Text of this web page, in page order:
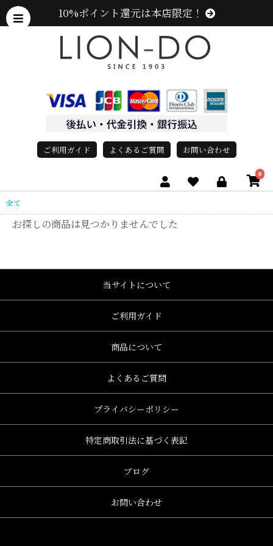
10%ポイント還元は本店限定！
ご利用ガイド よくあるご質問 お問い合わせ
0
全て
お探しの商品は見つかりませんでした
当サイトについて
ご利用ガイド
商品について
よくあるご質問
プライバシーポリシー
特定商取引法に基づく表記
ブログ
お問い合わせ